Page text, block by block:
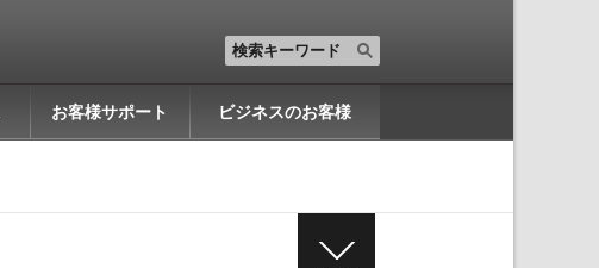
お客様サポート ビジネスのお客様